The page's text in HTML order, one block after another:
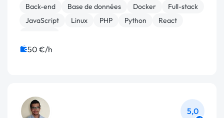
Back-end Base de données Docker
Full-stack
JavaScript
Linux PHP Python
React
50 €/h
5,0